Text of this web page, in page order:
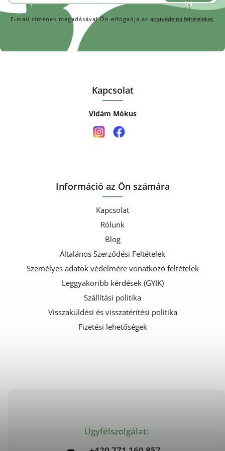
Ügyfélszolgálat:
Kapcsolat
Vidám Mókus
Információ az Ön számára
Kapcsolat
Rólunk
Blog
Általános Szerződési Feltételek
Személyes adatok védelmére vonatkozó feltételek
Leggyakoribb kérdések (GYIK)
Szállítási politika
Visszaküldési és visszatérítési politika
Fizetési lehetőségek
E-mail címének megadásával Ön elfogadja az adatvédelmi feltételeket.